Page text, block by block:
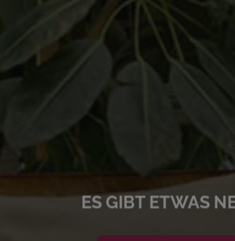
ES GIBT ETWAS